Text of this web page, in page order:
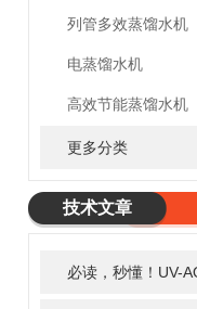
列管多效蒸馏水机
电蒸馏水机
高效节能蒸馏水机
更多分类
技术文章